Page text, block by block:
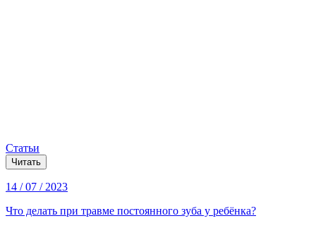
Статьи
Читать
14 / 07 / 2023
Что делать при травме постоянного зуба у ребёнка?